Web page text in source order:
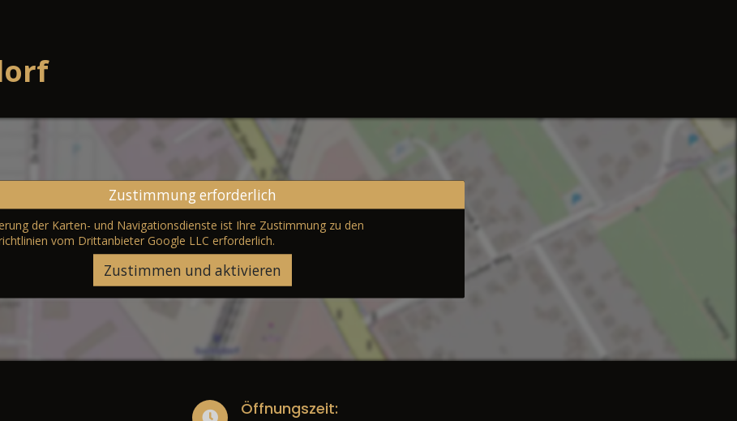
Zustimmung erforderlich
der Karten- und Navigationsdienste ist Ihre Zustimmung zu den
vom Drittanbieter Google LLC erforderlich.
Zustimmen und aktivieren
Öffnungszeit: